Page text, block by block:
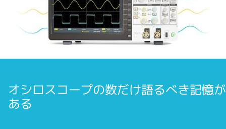
オシロスコープの数だけ語るべき記憶が
ある